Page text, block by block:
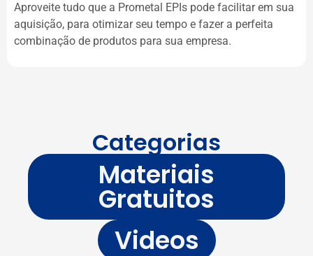
Aproveite tudo que a Prometal EPIs pode facilitar em sua
aquisição, para otimizar seu tempo e fazer a perfeita
combinação de produtos para sua empresa.
Categorias
Materiais
Gratuitos
Videos